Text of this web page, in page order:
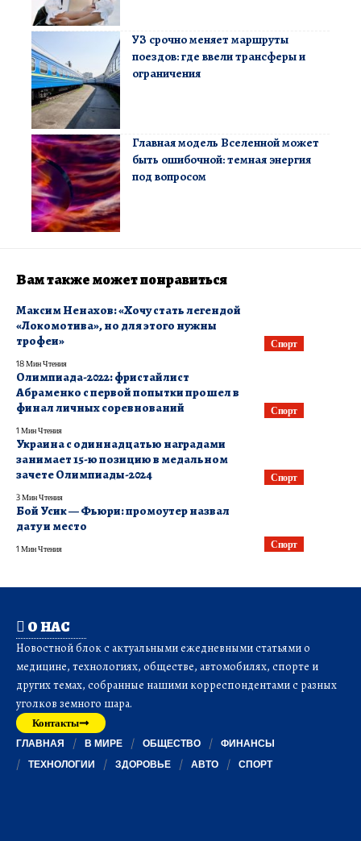
УЗ срочно меняет маршруты
поездов: где ввели трансферы и
ограничения
Главная модель Вселенной может
быть ошибочной: темная энергия
под вопросом
Вам также может понравиться
Спорт
Максим Ненахов: «Хочу стать легендой
«Локомотива», но для этого нужны
трофеи»
18 Мин Чтения
Спорт
Олимпиада-2022: фристайлист
Абраменко с первой попытки прошел в
финал личных соревнований
1 Мин Чтения
Спорт
Украина с одиннадцатью наградами
занимает 15-ю позицию в медальном
зачете Олимпиады-2024
3 Мин Чтения
Спорт
Бой Усик — Фьюри: промоутер назвал
дату и место
1 Мин Чтения
О НАС
Новостной блок с актуальными ежедневными статьями о
медицине, технологиях, обществе, автомобилях, спорте и
других темах, собранные нашими корреспондентами с разных
уголков земного шара.
Контакты
ГЛАВНАЯ В МИРЕ ОБЩЕСТВО
ФИНАНСЫ
ТЕХНОЛОГИИ
ЗДОРОВЬЕ АВТО СПОРТ